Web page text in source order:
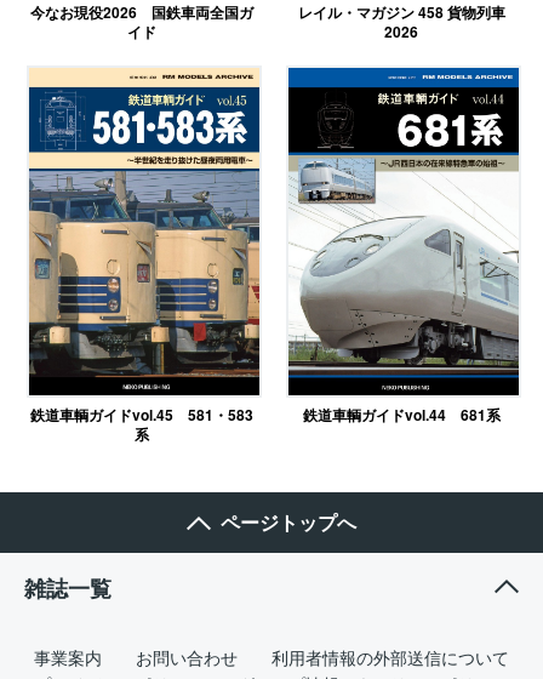
今なお現役2026 国鉄車両全国ガ
イド
レイル・マガジン 458 貨物列車
2026
鉄道車輌ガイドvol.45 581・583
系
鉄道車輌ガイドvol.44 681系
ページトップへ
雑誌一覧
事業案内 お問い合わせ
利用者情報の外部送信について